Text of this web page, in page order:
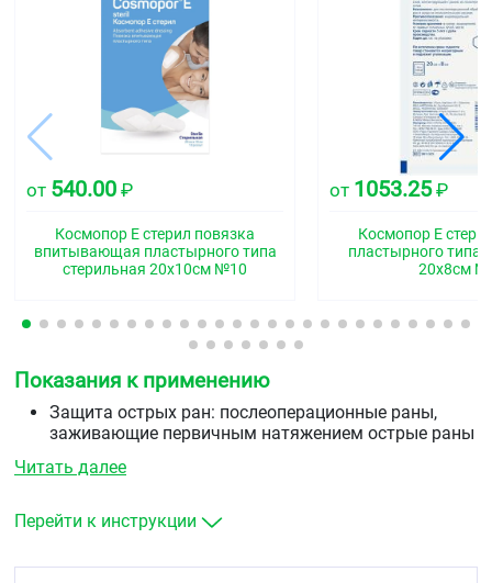
от 540.00 ₽
Космопор Е стерил повязка
впитывающая пластырного типа
стерильная 20х10см №10
от 1053.25₽
Космопор Е
пластырного типа
20х8см
Показания к применению
Защита острых ран: послеоперационные раны,
заживающие первичным натяжением острые раны
Абсорбция экссудата: раны с низким и умеренным
Читать далее
Перейти к инструкции